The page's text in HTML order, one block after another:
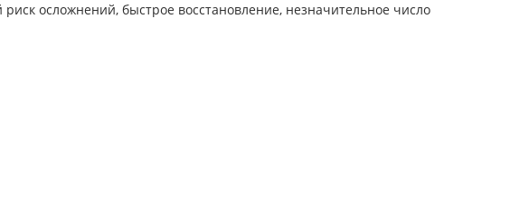
осложнений, быстрое восстановление, незначительное число